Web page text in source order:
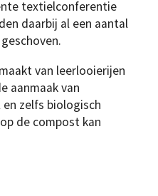
textielconferentie
daarbij al een aantal
van leerlooierijen
aanmaak van
zelfs biologisch
de compost kan